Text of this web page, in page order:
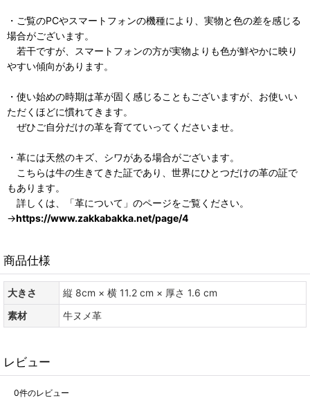
・ご覧のPCやスマートフォンの機種により、実物と色の差を感じる
場合がございます。
若干ですが、スマートフォンの方が実物よりも色が鮮やかに映り
やすい傾向があります。
・使い始めの時期は革が固く感じることもございますが、お使いい
ただくほどに慣れてきます。
ぜひご自分だけの革を育てていってくださいませ。
・革には天然のキズ、シワがある場合がございます。
こちらは牛の生きてきた証であり、世界にひとつだけの革の証で
もあります。
詳しくは、「革について」のページをご覧ください。
→https://www.zakkabakka.net/page/4
商品仕様
大きさ
縦 8cm × 横 11.2 cm × 厚さ 1.6 cm
素材
牛ヌメ革
レビュー
0件のレビュー